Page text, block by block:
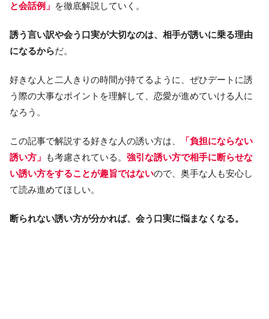
と会話例」 を徹底解説していく。
誘う言い訳や会う口実が大切なのは、相手が誘いに乗る理由
になるからだ。
好きな人と二人きりの時間が持てるように、ぜひデートに誘
う際の大事なポイントを理解して、恋愛が進めていける人に
なろう。
この記事で解説する好きな人の誘い方は、
「負担にならない
誘い方」
も考慮されている。 強引な誘い方で相手に断らせな
い誘い方をすることが趣旨ではないので、奥手な人も安心し
て読み進めてほしい。
断られない誘い方が分かれば、会う口実に悩まなくなる。